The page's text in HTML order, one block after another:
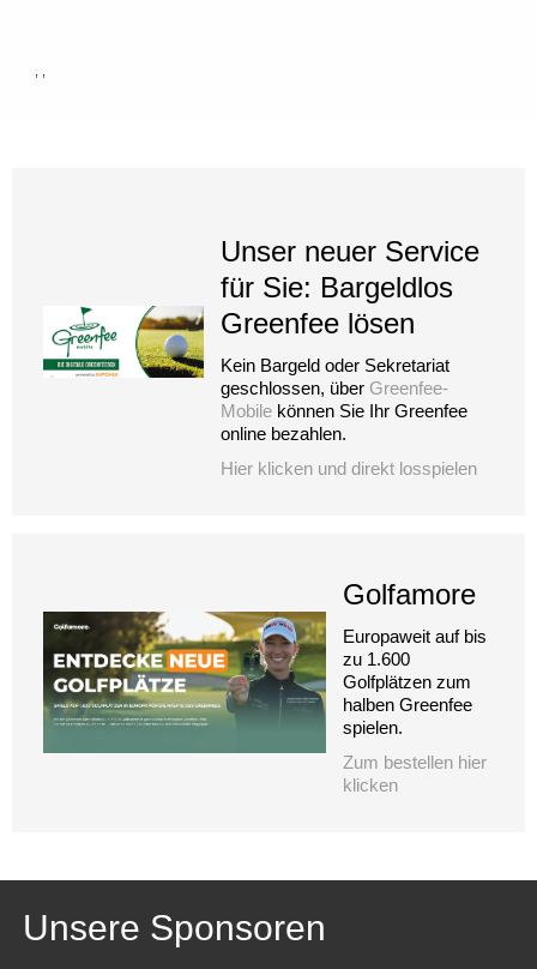
, ,
Unser neuer Service
für Sie: Bargeldlos
Greenfee lösen
Kein Bargeld oder Sekretariat
geschlossen, über Greenfee-
Mobile können Sie Ihr Greenfee
online bezahlen.
Hier klicken und direkt losspielen
Golfamore
Europaweit auf bis
zu 1.600
Golfplätzen zum
halben Greenfee
spielen.
Zum bestellen hier
klicken
Unsere Sponsoren